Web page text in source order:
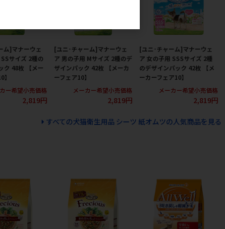
ム]マナーウェ
サイズ 2種の
ク 48枚 【メー
ー希望小売価格
2,819円
[ユニ･チャーム]マナーウェ
ア 男の子用 Mサイズ 2種のデ
ザインパック 42枚 【メーカ
ーフェア10】
メーカー希望小売価格
2,819円
[ユニ･チャーム]マナーウェ
ア 女の子用 SSSサイズ 2種
のデザインパック 42枚 【メ
ーカーフェア10】
メーカー希望小売価格
2,819円
すべての犬猫衛生用品 シーツ 紙オムツの人気商品を見る